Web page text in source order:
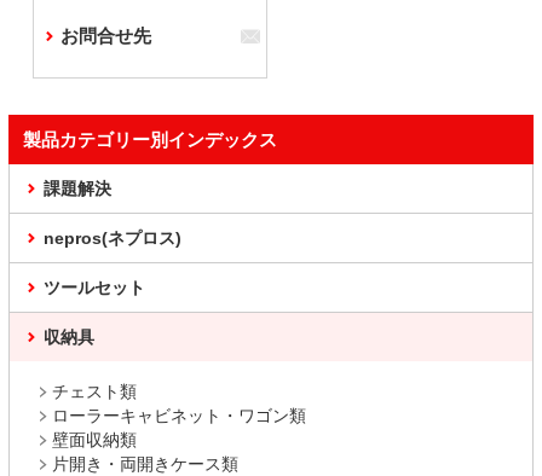
お問合せ先
製品カテゴリー別インデックス
課題解決
nepros(ネプロス)
ツールセット
収納具
チェスト類
ローラーキャビネット・ワゴン類
壁面収納類
片開き・両開きケース類